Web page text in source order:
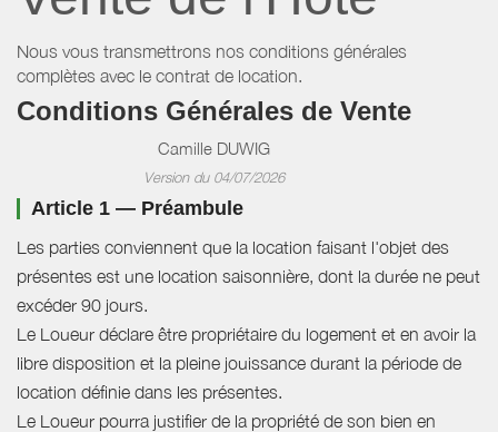
Nous vous transmettrons nos conditions générales
complètes avec le contrat de location.
Conditions Générales de Vente
Camille DUWIG
Version du 04/07/2026
Article 1 — Préambule
Les parties conviennent que la location faisant l'objet des
présentes est une location saisonnière, dont la durée ne peut
excéder 90 jours.
Le Loueur déclare être propriétaire du logement et en avoir la
libre disposition et la pleine jouissance durant la période de
location définie dans les présentes.
Le Loueur pourra justifier de la propriété de son bien en